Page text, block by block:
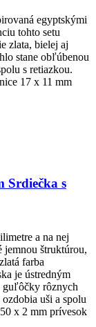
egyptskými
tohto setu
zlata, bielej aj
stane obľúbenou
s retiazkou.
17 x 11 mm
Srdiečka s
a na nej
jemnou štruktúrou,
farba
je ústredným
guľôčky rôznych
uši a spolu
x 2 mm prívesok